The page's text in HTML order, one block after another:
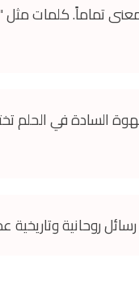
تماماً. كلمات مثل
السادة في الحلم
روحانية وتاريخية